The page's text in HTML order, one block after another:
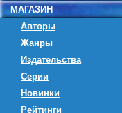
МАГАЗИН
Авторы
Жанры
Издательства
Серии
Новинки
Рейтинги